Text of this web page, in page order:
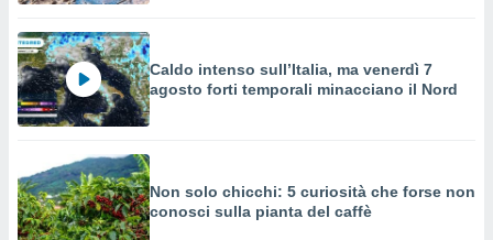
Caldo intenso sull’Italia, ma venerdì 7
agosto forti temporali minacciano il Nord
Non solo chicchi: 5 curiosità che forse non
conosci sulla pianta del caffè